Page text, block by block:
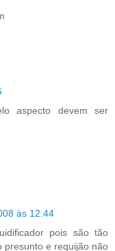
aspecto devem ser
às 12:44
pois são tão
presunto e requijão não